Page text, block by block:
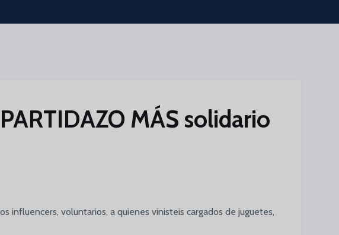
MÁS solidario
influencers, voluntarios, a quienes vinisteis cargados de juguetes,